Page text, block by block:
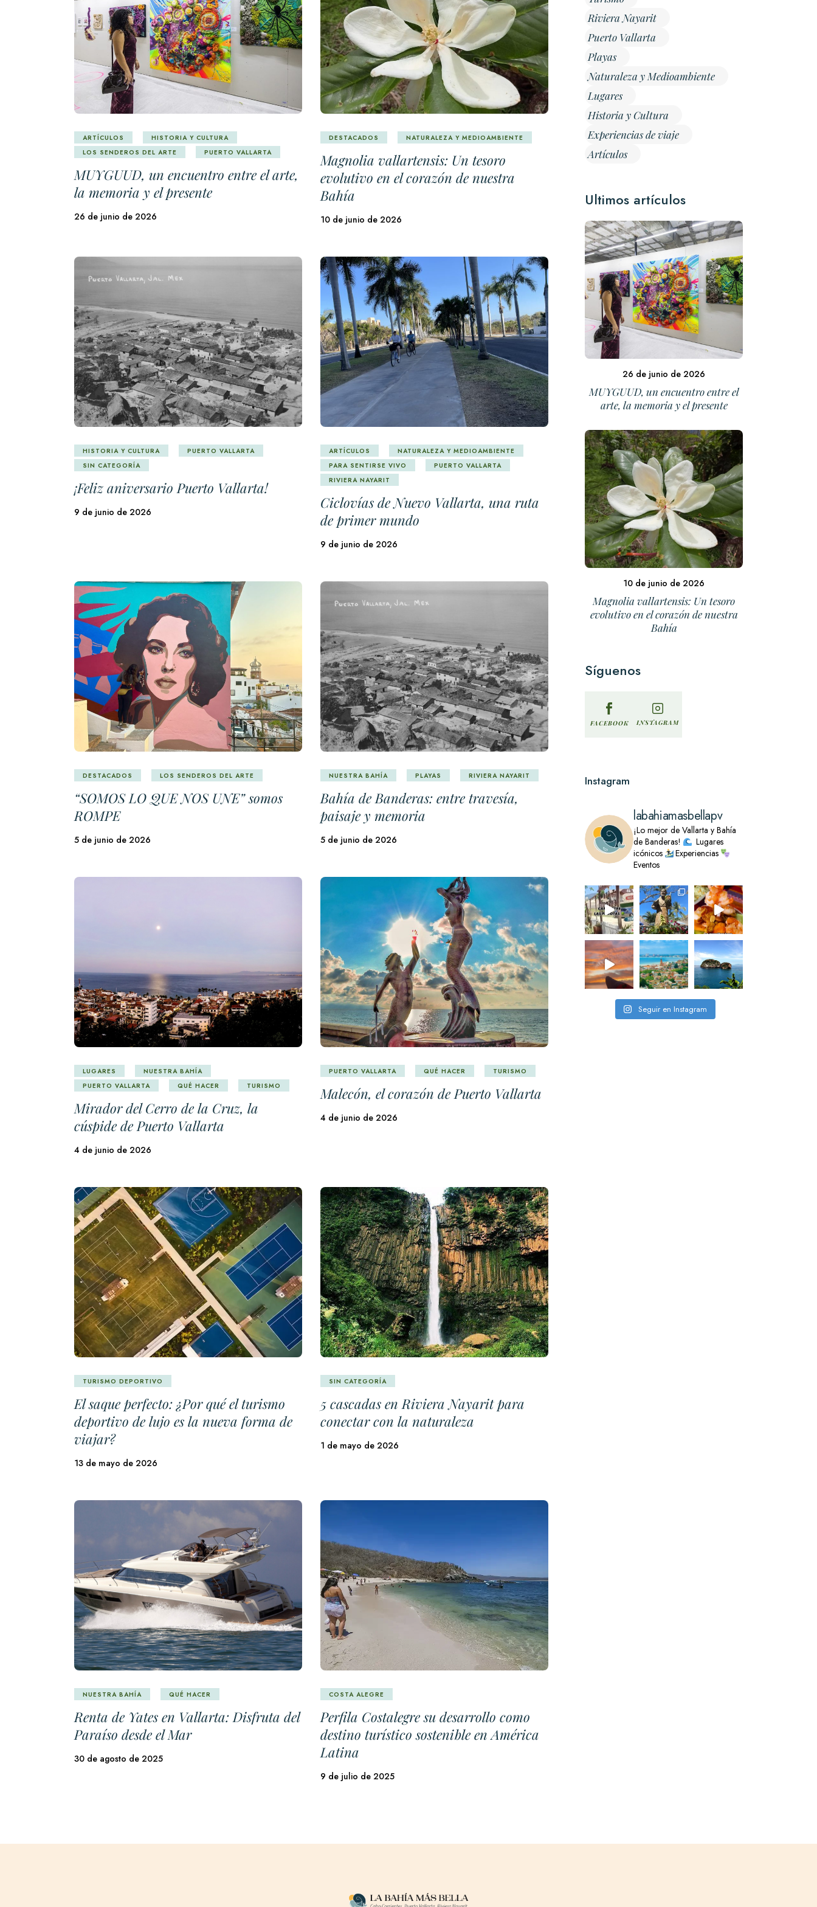
ARTÍCULOS
HISTORIA Y CULTURA
LOS SENDEROS DEL ARTE
PUERTO VALLARTA
MUYGUUD, un encuentro entre el arte,
la memoria y el presente
26 de junio de 2026
DESTACADOS NATURALEZA Y MEDIOAMBIENTE
Magnolia vallartensis: Un tesoro
evolutivo en el corazón de nuestra
Bahía
10 de junio de 2026
HISTORIA Y CULTURA
PUERTO VALLARTA
SIN CATEGORÍA
¡Feliz aniversario Puerto Vallarta!
9 de junio de 2026
ARTÍCULOS
NATURALEZA Y MEDIOAMBIENTE
PARA SENTIRSE VIVO
PUERTO VALLARTA
RIVIERA NAYARIT
Ciclovías de Nuevo Vallarta, una ruta
de primer mundo
9 de junio de 2026
DESTACADOS LOS SENDEROS DEL ARTE
“SOMOS LO QUE NOS UNE” somos
ROMPE
5 de junio de 2026
NUESTRA BAHÍA PLAYAS RIVIERA NAYARIT
Bahía de Banderas: entre travesía,
paisaje y memoria
5 de junio de 2026
LUGARES
NUESTRA BAHÍA
PUERTO VALLARTA
QUÉ HACER TURISMO
Mirador del Cerro de la Cruz, la
cúspide de Puerto Vallarta
4 de junio de 2026
PUERTO VALLARTA QUÉ HACER TURISMO
Malecón, el corazón de Puerto Vallarta
4 de junio de 2026
TURISMO DEPORTIVO
El saque perfecto: ¿Por qué el turismo
deportivo de lujo es la nueva forma de
viajar?
13 de mayo de 2026
SIN CATEGORÍA
5 cascadas en Riviera Nayarit para
conectar con la naturaleza
1 de mayo de 2026
NUESTRA BAHÍA QUÉ HACER
Renta de Yates en Vallarta: Disfruta del
Paraíso desde el Mar
30 de agosto de 2025
COSTA ALEGRE
Perfila Costalegre su desarrollo como
destino turístico sostenible en América
Latina
9 de julio de 2025
Riviera Nayarit
Puerto Vallarta
Playas
Naturaleza y Medioambiente
Lugares
Historia y Cultura
Experiencias de viaje
Artículos
Ultimos artículos
26 de junio de 2026
MUYGUUD, un encuentro entre el
arte, la memoria y el presente
10 de junio de 2026
Magnolia vallartensis: Un tesoro
evolutivo en el corazón de nuestra
Bahía
Síguenos
FACEBOOK INSTAGRAM
Instagram
labahiamasbellapv
¡Lo mejor de Vallarta y Bahía
de Banderas!
Lugares
icónicos
Experiencias
Eventos
Seguir en Instagram